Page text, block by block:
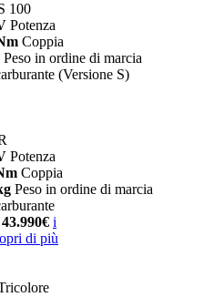
100
Potenza
Coppia
Peso in ordine di marcia
(Versione S)
Potenza
Coppia
Peso in ordine di marcia
i
di più